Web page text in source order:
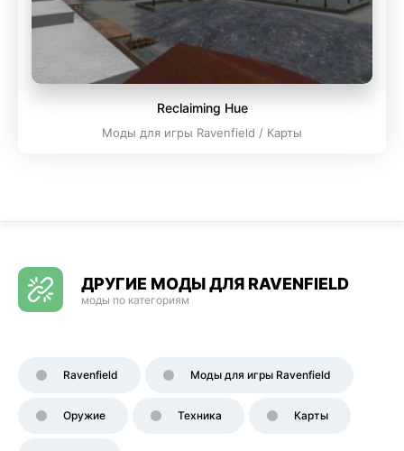
Reclaiming Hue
Моды для игры Ravenfield / Карты
ДРУГИЕ МОДЫ ДЛЯ RAVENFIELD
моды по категориям
Ravenfield Моды для игры Ravenfield
Оружие Техника Карты